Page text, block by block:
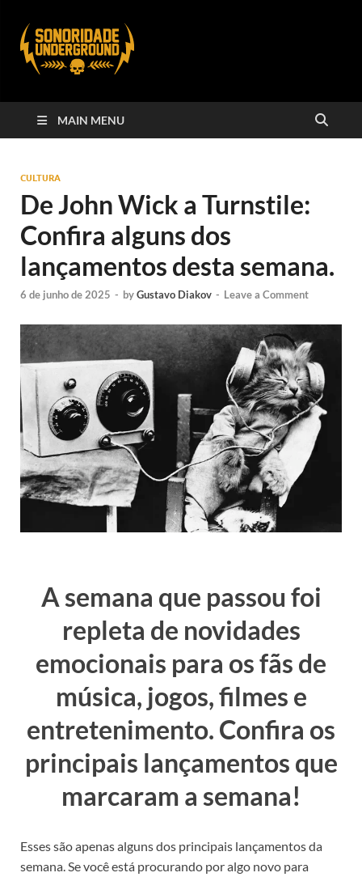
MAIN MENU
CULTURA
De John Wick a Turnstile:
Confira alguns dos
lançamentos desta semana.
6 de junho de 2025 - byGustavo Diakov - Leave a Comment
A semana que passou foi
repleta de novidades
emocionais para os fãs de
música, jogos, filmes e
entretenimento. Confira os
principais lançamentos que
marcaram a semana!
Esses são apenas alguns dos principais lançamentos da
semana. Se você está procurando por algo novo para